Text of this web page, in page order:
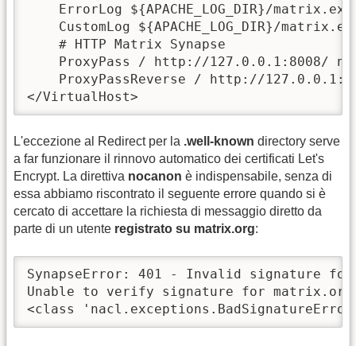
ErrorLog ${APACHE_LOG_DIR}/
CustomLog ${APACHE_LOG_DIR}/
    # HTTP Matrix Synapse
ProxyPass / http://127.0.0.1:8008/
ProxyPassReverse / http://
</VirtualHost>
L'eccezione al Redirect per la .well-known directory serve
a far funzionare il rinnovo automatico dei certificati Let's
Encrypt. La direttiva nocanon è indispensabile, senza di
essa abbiamo riscontrato il seguente errore quando si è
cercato di accettare la richiesta di messaggio diretto da
parte di un utente registrato su matrix.org:
SynapseError: 401 - Invalid signature for
Unable to verify signature for
<class